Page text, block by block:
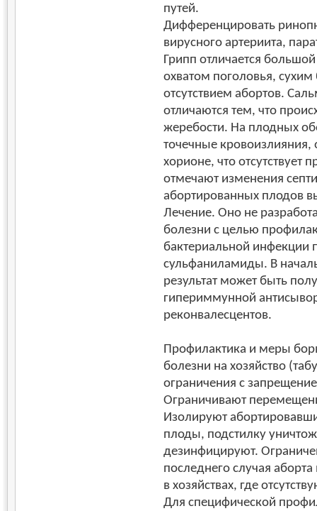
путей.
Дифференцировать
вирусного артериита,
Грипп отличается
охватом поголовья,
отсутствием абортов.
отличаются тем, что
жеребости. На плодных
точечные кровоизлияния,
хорионе, что отсутствует
отмечают изменения
абортированных плодов
Лечение. Оно не
болезни с целью
бактериальной инфекции
сульфаниламиды. В
результат может быть
гипериммунной
реконвалесцентов.
Профилактика и меры
болезни на хозяйство
ограничения с
Ограничивают
Изолируют
плоды, подстилку
дезинфицируют.
последнего случая
в хозяйствах, где
Для специфической